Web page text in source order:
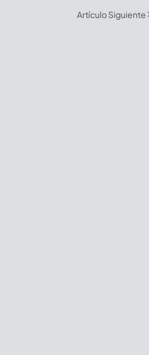
Artículo Siguiente